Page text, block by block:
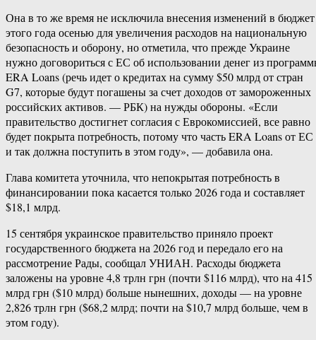
Она в то же время не исключила внесения изменений в бюджет
этого года осенью для увеличения расходов на национальную
безопасность и оборону, но отметила, что прежде Украине
нужно договориться с ЕС об использовании денег из
ERA Loans (речь идет о кредитах на сумму $50 млрд от стран
G7, которые будут погашены за счет доходов от замороженных
российских активов. — РБК) на нужды обороны. «Если
правительство достигнет согласия с Еврокомиссией, все равно
будет покрыта потребность, потому что часть ERA Loans от ЕС
и так должна поступить в этом году», — добавила она.
Глава комитета уточнила, что непокрытая потребность в
финансировании пока касается только 2026 года и составляет
$18,1 млрд.
15 сентября украинское правительство приняло проект
государственного бюджета на 2026 год и передало его на
рассмотрение Рады, сообщал УНИАН. Расходы бюджета
заложены на уровне 4,8 трлн грн (почти $116 млрд), что на 415
млрд грн ($10 млрд) больше нынешних, доходы — на уровне
2,826 трлн грн ($68,2 млрд; почти на $10,7 млрд больше, чем в
этом году).